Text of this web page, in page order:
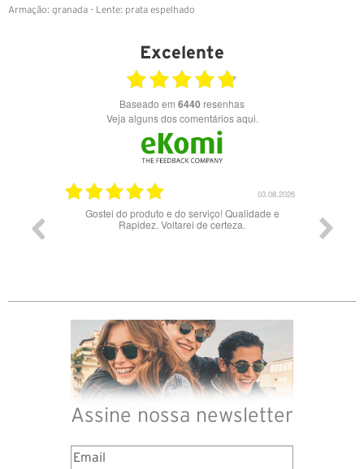
Armação: granada - Lente: prata espelhado
Excelente
Baseado em 6440 resenhas
Veja alguns dos comentários aqui.
03.08.2026
Gostei do produto e do serviço! Qualidade e
Rapidez. Voltarei de certeza.
Assine nossa newsletter